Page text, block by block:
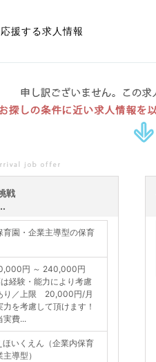
援する求人情報
戦
育園・企業主導型の保育
円 ～ 240,000円
経験・能力により考慮
り／上限 20,000円/月
力を考慮して頂けます！
実費...
いくえん（企業内保育
導型）